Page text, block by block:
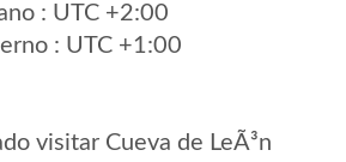
: UTC +2:00
: UTC +1:00
visitar Cueva de LeÃ³n